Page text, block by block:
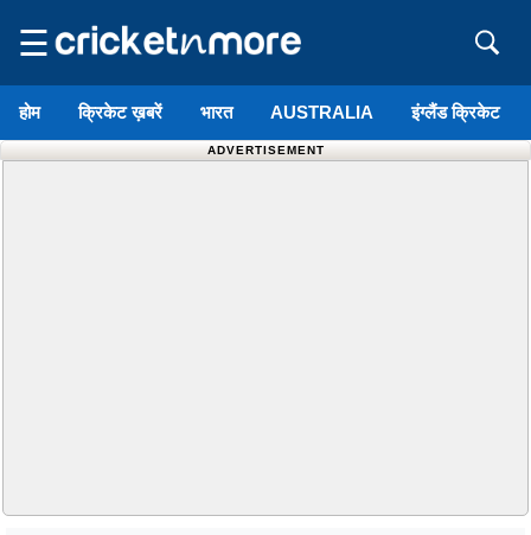
☰
होम क्रिकेट ख़बरें भारत AUSTRALIA इंग्लैंड क्रिकेट
ADVERTISEMENT